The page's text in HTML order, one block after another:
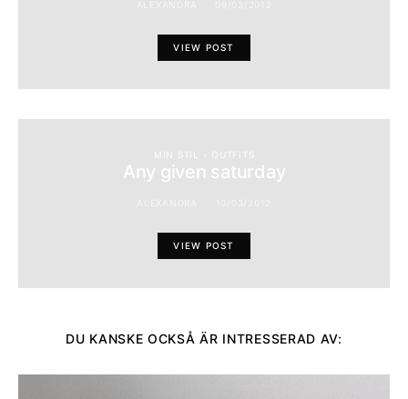
VIEW POST
MIN STIL - OUTFITS
Any given saturday
VIEW POST
DU KANSKE OCKSÅ ÄR INTRESSERAD AV: